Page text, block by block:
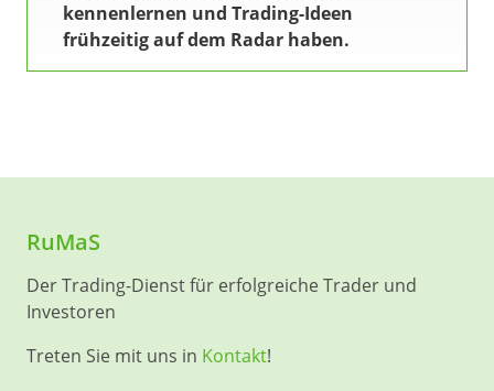
kennenlernen und Trading-Ideen
frühzeitig auf dem Radar haben.
RuMaS
Der Trading-Dienst für erfolgreiche Trader und
Investoren
Treten Sie mit uns in Kontakt!